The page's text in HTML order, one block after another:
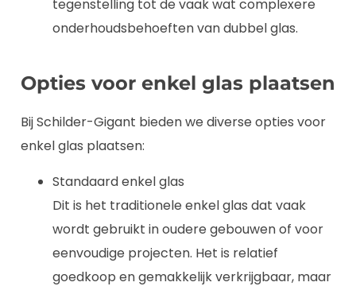
tegenstelling tot de vaak wat complexere
onderhoudsbehoeften van dubbel glas.
Opties voor enkel glas plaatsen
Bij Schilder-Gigant bieden we diverse opties voor
enkel glas plaatsen:
Standaard enkel glas
Dit is het traditionele enkel glas dat vaak
wordt gebruikt in oudere gebouwen of voor
eenvoudige projecten. Het is relatief
goedkoop en gemakkelijk verkrijgbaar, maar